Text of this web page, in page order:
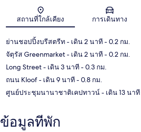
แผนที่
สถานที่ใกล้เคียง การเดินทาง
ย่านชอปปิ้งบรีสตรีท- เดิน 2 นาที- 0.2 กม.
จัตุรัส Greenmarket- เดิน 2 นาที- 0.2 กม.
Long Street- เดิน 3 นาที- 0.3 กม.
ถนน Kloof- เดิน 9 นาที- 0.8 กม.
ศูนย์ประชุมนานาชาติเคปทาวน์- เดิน 13 นาที
ข้อมูลที่พัก